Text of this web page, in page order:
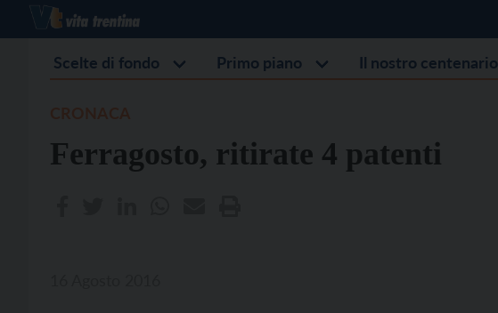
Scelte di fondo Primo piano Il nostro centenario
Ferragosto, ritirate 4 patenti